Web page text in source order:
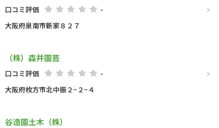
口コミ評価
-
大阪府泉南市新家８２７
（株）森井園芸
口コミ評価
-
大阪府枚方市北中振２−２−４
谷造園土木（株）